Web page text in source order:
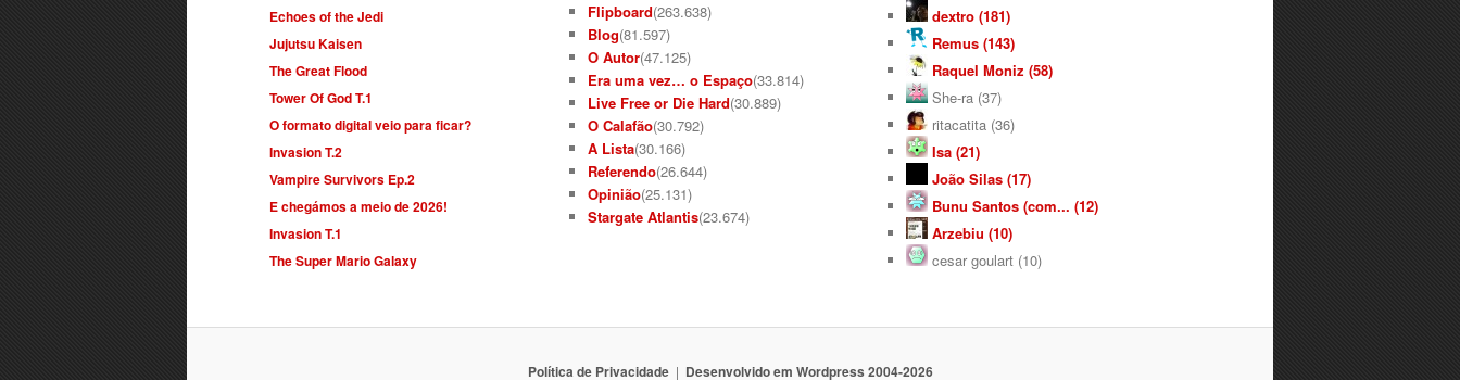
Echoes of the Jedi
Jujutsu Kaisen
The Great Flood
Tower Of God T.1
O formato digital veio para ficar?
Invasion T.2
Vampire Survivors Ep.2
E chegámos a meio de 2026!
Invasion T.1
The Super Mario Galaxy
Flipboard(263.638)
Blog(81.597)
O Autor(47.125)
Era uma vez… o Espaço(33.814)
Live Free or Die Hard(30.889)
O Calafão(30.792)
A Lista(30.166)
Referendo(26.644)
Opinião(25.131)
Stargate Atlantis(23.674)
dextro (181)
Remus (143)
Raquel Moniz (58)
She-ra (37)
ritacatita (36)
Isa (21)
João Silas (17)
Bunu Santos (com... (12)
Arzebiu (10)
cesar goulart (10)
Política de Privacidade Desenvolvido em Wordpress 2004-2026